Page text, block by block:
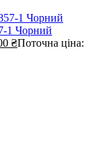
1 Чорний
₴Поточна ціна: